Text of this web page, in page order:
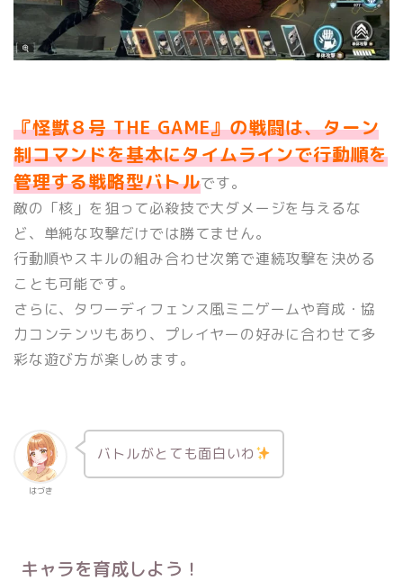
『怪獣８号 THE GAME』の戦闘は、ターン
制コマンドを基本にタイムラインで行動順を
管理する戦略型バトルです。
敵の「核」を狙って必殺技で大ダメージを与えるな
ど、単純な攻撃だけでは勝てません。
行動順やスキルの組み合わせ次第で連続攻撃を決める
ことも可能です。
さらに、タワーディフェンス風ミニゲームや育成・協
力コンテンツもあり、プレイヤーの好みに合わせて多
彩な遊び方が楽しめます。
はづき
バトルがとても面白いわ
キャラを育成しよう！